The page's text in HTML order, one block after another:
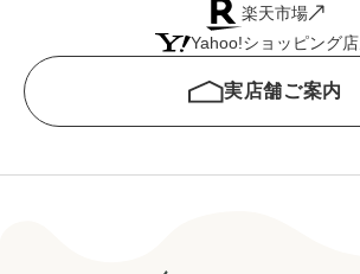
楽天市場
Yahoo!ショッピング店
実店舗ご案内